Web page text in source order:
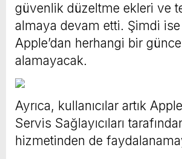
güvenlik düzeltme ekleri ve
almaya devam etti. Şimdi
Apple’dan herhangi bir
alamayacak.
Ayrıca, kullanıcılar artık
Servis Sağlayıcıları
hizmetinden de